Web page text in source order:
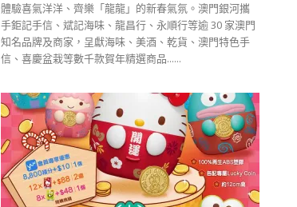
體驗喜氣洋洋、齊樂「龍龍」的新春氣氛。澳門銀河攜
手鉅記手信、斌記海味、龍昌行、永順行等逾 30 家澳門
知名品牌及商家，呈獻海味、美酒、乾貨、澳門特色手
信、喜慶盆栽等數千款賀年精選商品......